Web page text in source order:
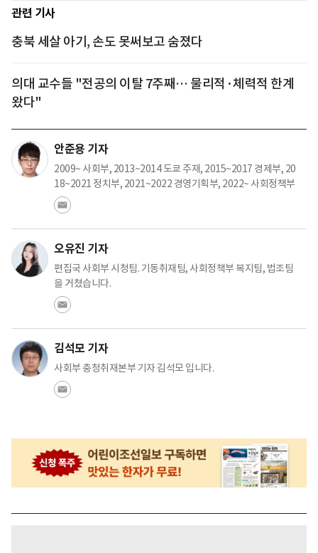
관련 기사
충북 세살 아기, 손도 못써보고 숨졌다
의대 교수들 "전공의 이탈 7주째… 물리적·체력적 한계
왔다"
안준용 기자
2009~ 사회부, 2013~2014 도쿄 주재, 2015~2017 경제부, 20
18~2021 정치부, 2021~2022 경영기획부, 2022~ 사회정책부
오유진 기자
편집국 사회부 시청팀. 기동취재팀, 사회정책부 복지팀, 법조팀
을 거쳤습니다.
김석모 기자
사회부 충청취재본부 기자 김석모 입니다.